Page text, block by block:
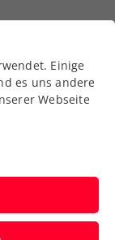
Einige
es uns andere
Webseite